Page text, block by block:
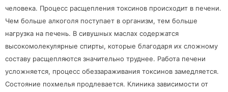
человека. Процесс расщепления токсинов происходит в печени.
Чем больше алкоголя поступает в организм, тем больше
нагрузка на печень. В сивушных маслах содержатся
высокомолекулярные спирты, которые благодаря их сложному
составу расщепляются значительно труднее. Работа печени
усложняется, процесс обеззараживания токсинов замедляется.
Состояние похмелья продлевается. Клиника зависимости от